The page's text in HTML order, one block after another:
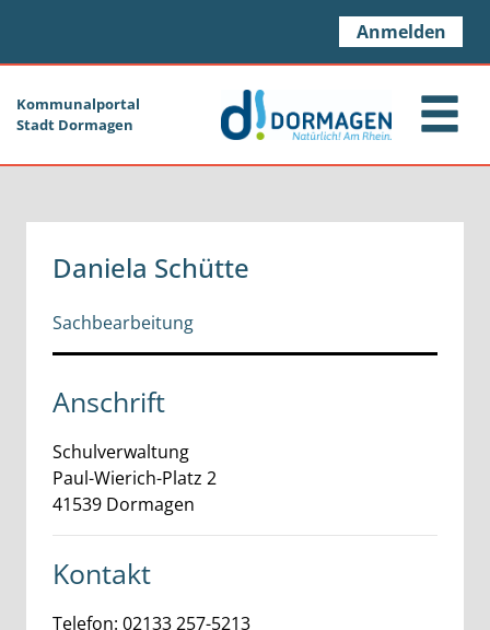
Anmelden
Kommunalportal
Stadt Dormagen
Daniela Schütte
Sachbearbeitung
Anschrift
Schulverwaltung
Paul-Wierich-Platz 2
41539 Dormagen
Kontakt
Telefon: 02133 257-5213